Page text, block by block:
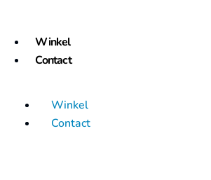
Winkel
Contact
Winkel
Contact